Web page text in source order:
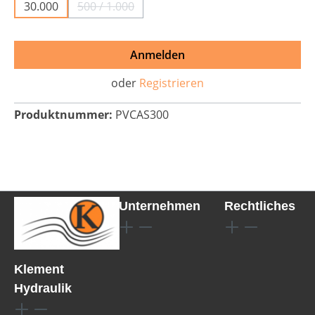
30.000 500 / 1.000(Diese Option ist zurzeit nicht verfügbar.)
Anmelden
oder Registrieren
Produktnummer: PVCAS300
Klement
Hydraulik
Unternehmen Rechtliches